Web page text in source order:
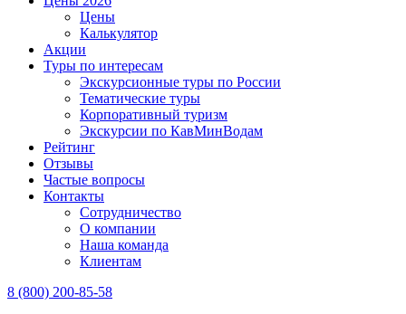
Цены
Калькулятор
Акции
Туры по интересам
Экскурсионные туры по России
Тематические туры
Корпоративный туризм
Экскурсии по КавМинВодам
Рейтинг
Отзывы
Частые вопросы
Контакты
Сотрудничество
О компании
Наша команда
Клиентам
8 (800) 200-85-58